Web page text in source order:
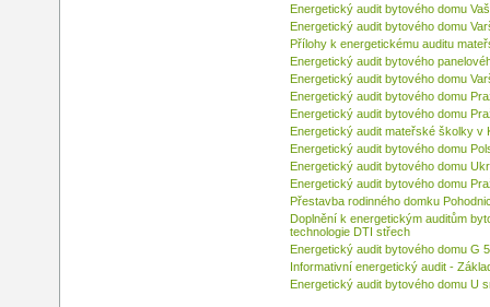
Energetický audit bytového domu
Energetický audit bytového domu
Přílohy k energetickému auditu
Energetický audit bytového
Energetický audit bytového domu
Energetický audit bytového domu
Energetický audit bytového domu
Energetický audit mateřské školky v
Energetický audit bytového domu
Energetický audit bytového domu
Energetický audit bytového domu
Přestavba rodinného domku
Doplnění k energetickým auditům
technologie DTI střech
Energetický audit bytového domu G
Informativní energetický audit -
Energetický audit bytového domu U